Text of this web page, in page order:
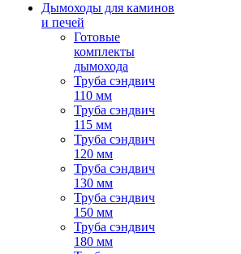
Дымоходы для каминов
и печей
Готовые
комплекты
дымохода
Труба сэндвич
110 мм
Труба сэндвич
115 мм
Труба сэндвич
120 мм
Труба сэндвич
130 мм
Труба сэндвич
150 мм
Труба сэндвич
180 мм